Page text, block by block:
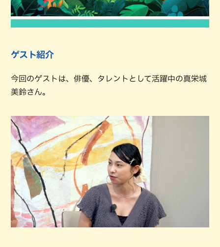
ゲスト紹介
今回のゲストは、俳優、タレントとして活躍中の真栄城
美鈴さん。